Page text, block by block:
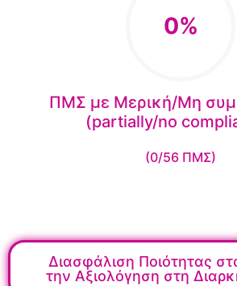
0%
ΠΜΣ με Μερική/Μη
(partially/no
(0/56 ΠΜΣ)
Διασφάλιση Ποιότητας
την Αξιολόγηση στη